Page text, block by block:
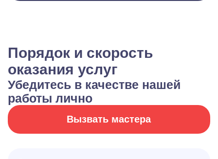
Порядок и скорость
оказания услуг
Убедитесь в качестве нашей
работы лично
Вызвать мастера